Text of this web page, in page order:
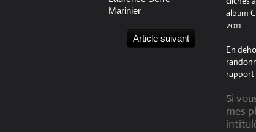
Marinier
Article suivant
album
2011.
En
rapport
Si
mes